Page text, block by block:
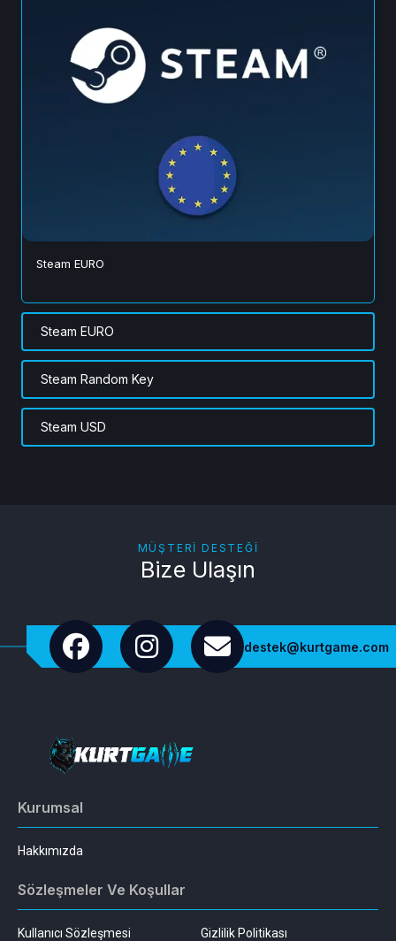
Steam EURO
Steam EURO
Steam Random Key
Steam USD
MÜŞTERI DESTEĞI
Bize Ulaşın
destek@kurtgame.com
Kurumsal
Hakkımızda
Sözleşmeler Ve Koşullar
Kullanıcı Sözleşmesi
Gizlilik Politikası